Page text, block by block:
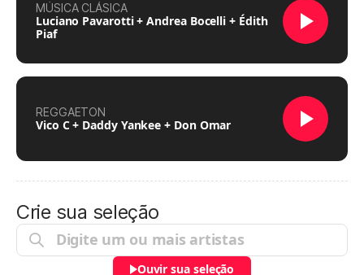
MÚSICA CLÁSICA
Luciano Pavarotti + Andrea Bocelli + Édith
Piaf
REGGAETON
Vico C + Daddy Yankee + Don Omar
Crie sua seleção
Ouvir sua seleção